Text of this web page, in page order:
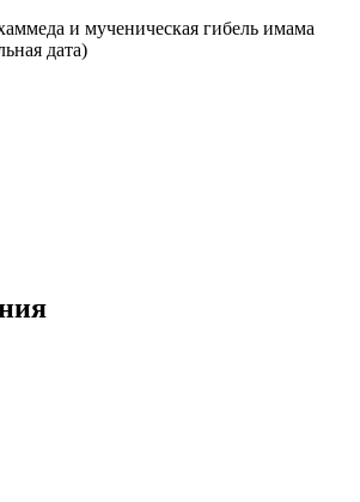
и мученическая гибель имама
дата)